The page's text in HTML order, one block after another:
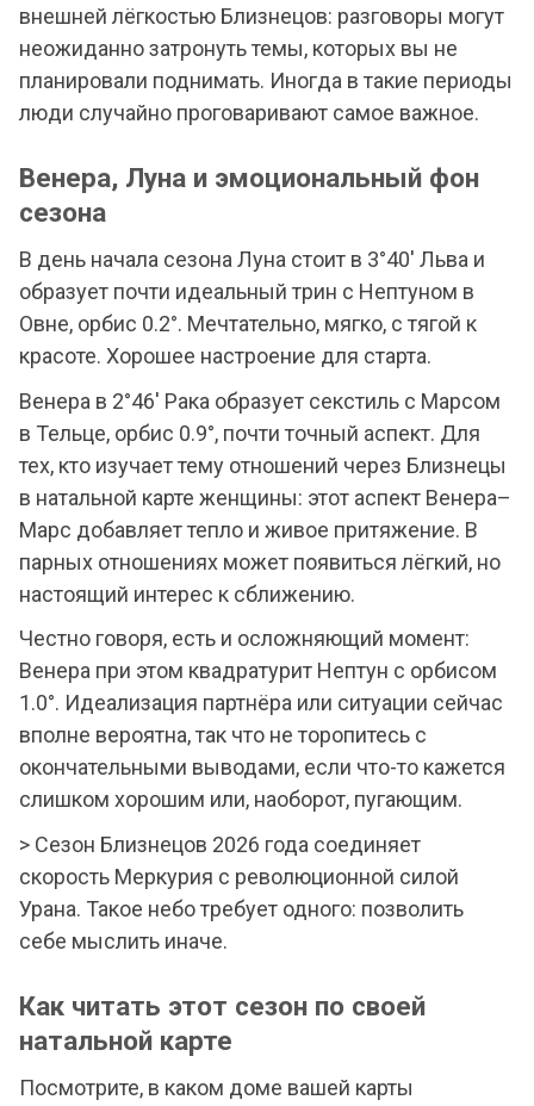
внешней лёгкостью Близнецов: разговоры могут
неожиданно затронуть темы, которых вы не
планировали поднимать. Иногда в такие периоды
люди случайно проговаривают самое важное.
Венера, Луна и эмоциональный фон
сезона
В день начала сезона Луна стоит в 3°40' Льва и
образует почти идеальный трин с Нептуном в
Овне, орбис 0.2°. Мечтательно, мягко, с тягой к
красоте. Хорошее настроение для старта.
Венера в 2°46' Рака образует секстиль с Марсом
в Тельце, орбис 0.9°, почти точный аспект. Для
тех, кто изучает тему отношений через Близнецы
в натальной карте женщины: этот аспект Венера–
Марс добавляет тепло и живое притяжение. В
парных отношениях может появиться лёгкий, но
настоящий интерес к сближению.
Честно говоря, есть и осложняющий момент:
Венера при этом квадратурит Нептун с орбисом
1.0°. Идеализация партнёра или ситуации сейчас
вполне вероятна, так что не торопитесь с
окончательными выводами, если что-то кажется
слишком хорошим или, наоборот, пугающим.
> Сезон Близнецов 2026 года соединяет
скорость Меркурия с революционной силой
Урана. Такое небо требует одного: позволить
себе мыслить иначе.
Как читать этот сезон по своей
натальной карте
Посмотрите, в каком доме вашей карты